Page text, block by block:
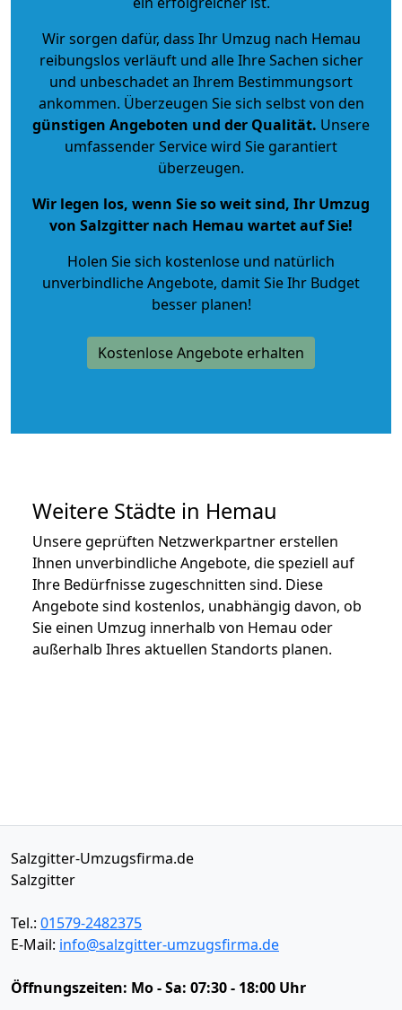
Wir sorgen dafür, dass Ihr Umzug nach Hemau
reibungslos verläuft und alle Ihre Sachen sicher
und unbeschadet an Ihrem Bestimmungsort
ankommen. Überzeugen Sie sich selbst von den
günstigen Angeboten und der Qualität. Unsere
umfassender Service wird Sie garantiert
überzeugen.
Wir legen los, wenn Sie so weit sind, Ihr Umzug
von Salzgitter nach Hemau wartet auf Sie!
Holen Sie sich kostenlose und natürlich
unverbindliche Angebote, damit Sie Ihr Budget
besser planen!
Kostenlose Angebote erhalten
Weitere Städte in Hemau
Unsere geprüften Netzwerkpartner erstellen
Ihnen unverbindliche Angebote, die speziell auf
Ihre Bedürfnisse zugeschnitten sind. Diese
Angebote sind kostenlos, unabhängig davon, ob
Sie einen Umzug innerhalb von Hemau oder
außerhalb Ihres aktuellen Standorts planen.
Salzgitter-Umzugsfirma.de
Salzgitter
Tel.: 01579-2482375
E-Mail: info@salzgitter-umzugsfirma.de
Öffnungszeiten: Mo - Sa: 07:30 - 18:00 Uhr